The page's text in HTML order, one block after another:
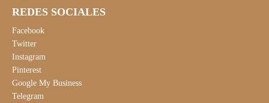
REDES SOCIALES
Facebook
Twitter
Instagram
Pinterest
Google My Business
Telegram